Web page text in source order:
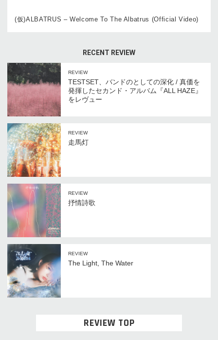
(仮)ALBATRUS – Welcome To The Albatrus (Official Video)
RECENT REVIEW
REVIEW
TESTSET、バンドのとしての深化 / 真価を
発揮したセカンド・アルバム『ALL HAZE』
をレヴュー
REVIEW
走馬灯
REVIEW
抒情詩歌
REVIEW
The Light, The Water
REVIEW TOP